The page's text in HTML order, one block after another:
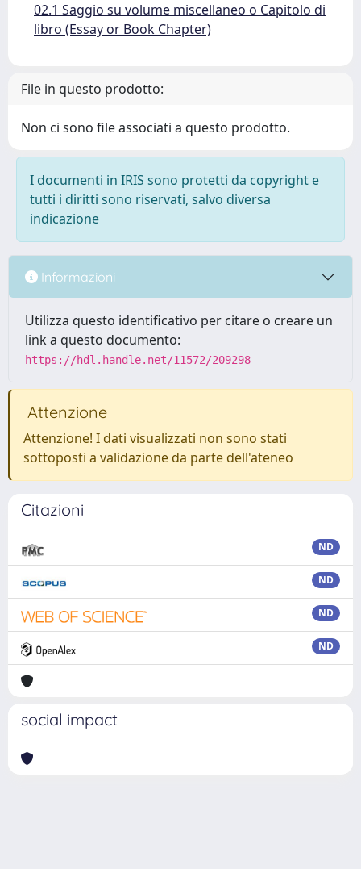
02.1 Saggio su volume miscellaneo o Capitolo di
libro (Essay or Book Chapter)
File in questo prodotto:
Non ci sono file associati a questo prodotto.
I documenti in IRIS sono protetti da copyright e
tutti i diritti sono riservati, salvo diversa
indicazione
Informazioni
Utilizza questo identificativo per citare o creare un
link a questo documento:
https://hdl.handle.net/11572/209298
Attenzione
Attenzione! I dati visualizzati non sono stati
sottoposti a validazione da parte dell'ateneo
Citazioni
ND
ND
ND
ND
social impact